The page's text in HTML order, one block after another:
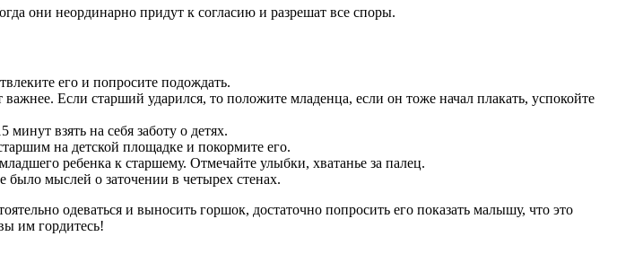
они неординарно придут к согласию и разрешат все споры.
его и попросите подождать.
Если старший ударился, то положите младенца, если он тоже начал плакать, успокойте
взять на себя заботу о детях.
на детской площадке и покормите его.
ребенка к старшему. Отмечайте улыбки, хватанье за палец.
было мыслей о заточении в четырех стенах.
одеваться и выносить горшок, достаточно попросить его показать малышу, что это
им гордитесь!